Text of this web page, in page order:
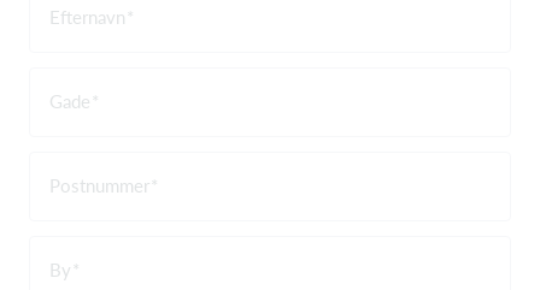
Efternavn
Gade
Postnummer
By